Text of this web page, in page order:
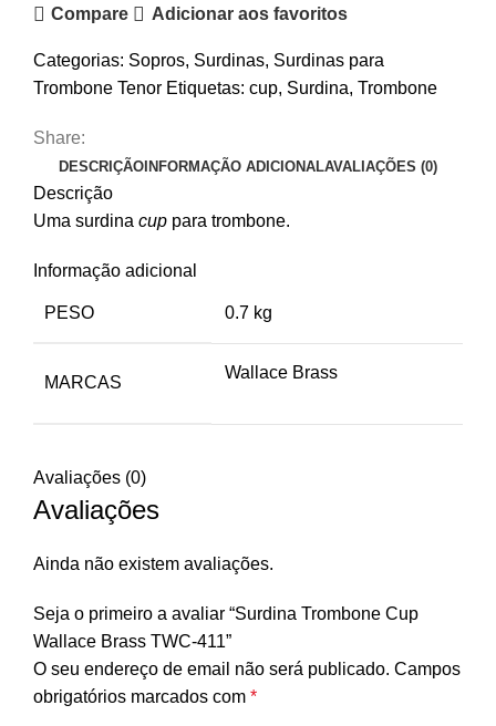
Wallace
TWC-
Compare Adicionar aos favoritos
Categorias: Sopros, Surdinas, Surdinas para
Trombone Tenor Etiquetas: cup, Surdina, Trombone
Share:
DESCRIÇÃOINFORMAÇÃO ADICIONALAVALIAÇÕES (0)
Descrição
Uma surdina cup para trombone.
Informação adicional
PESO 0.7 kg
MARCAS
Wallace Brass
Avaliações (0)
Avaliações
Ainda não existem avaliações.
Seja o primeiro a avaliar “Surdina Trombone Cup
Wallace Brass TWC-411”
O seu endereço de email não será publicado. Campos
obrigatórios marcados com *